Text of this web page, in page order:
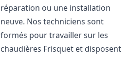
réparation ou une installation
neuve. Nos techniciens sont
formés pour travailler sur les
chaudières Frisquet et disposent